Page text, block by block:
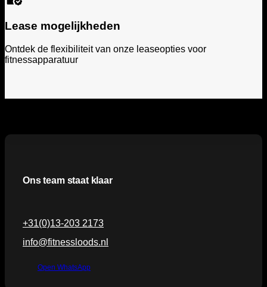
Lease mogelijkheden
Ontdek de flexibiliteit van onze leaseopties voor
fitnessapparatuur
Ons team staat klaar
+31(0)13-203 2173
info@fitnessloods.nl
Open WhatsApp